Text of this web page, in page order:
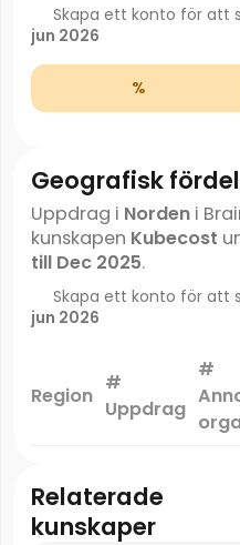
Skapa ett konto för att
jun 2026
%
Geografisk
Uppdrag i Nordeni
kunskapen Kubecost
till Dec 2025.
Skapa ett konto för att
jun 2026
Region
#
Uppdrag
#
Relaterade
kunskaper